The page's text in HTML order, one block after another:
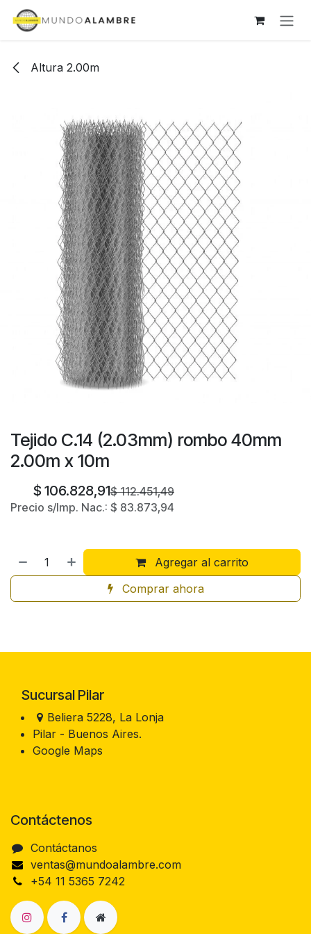
Ir al contenido
Altura 2.00m
Tejido C.14 (2.03mm) rombo 40mm
2.00m x 10m
$ 106.828,91$112.451,49
Precio s/Imp. Nac.: $ 83.873,94
Agregar al carrito
Comprar ahora
Sucursal Pilar
Beliera 5228, La Lonja
Pilar - Buenos Aires.
Google Maps
Contáctenos
Contáctanos
ventas@mundoalambre.com
+54 11 5365 7242